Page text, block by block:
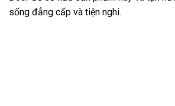
sống đẳng cấp và tiện nghi.